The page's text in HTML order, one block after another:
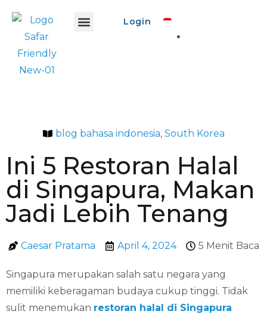
Login
blog bahasa indonesia, South Korea
Ini 5 Restoran Halal
di Singapura, Makan
Jadi Lebih Tenang
Caesar Pratama April 4, 2024 5 Menit Baca
Singapura merupakan salah satu negara yang
memiliki keberagaman budaya cukup tinggi. Tidak
sulit menemukan restoran halal di Singapura